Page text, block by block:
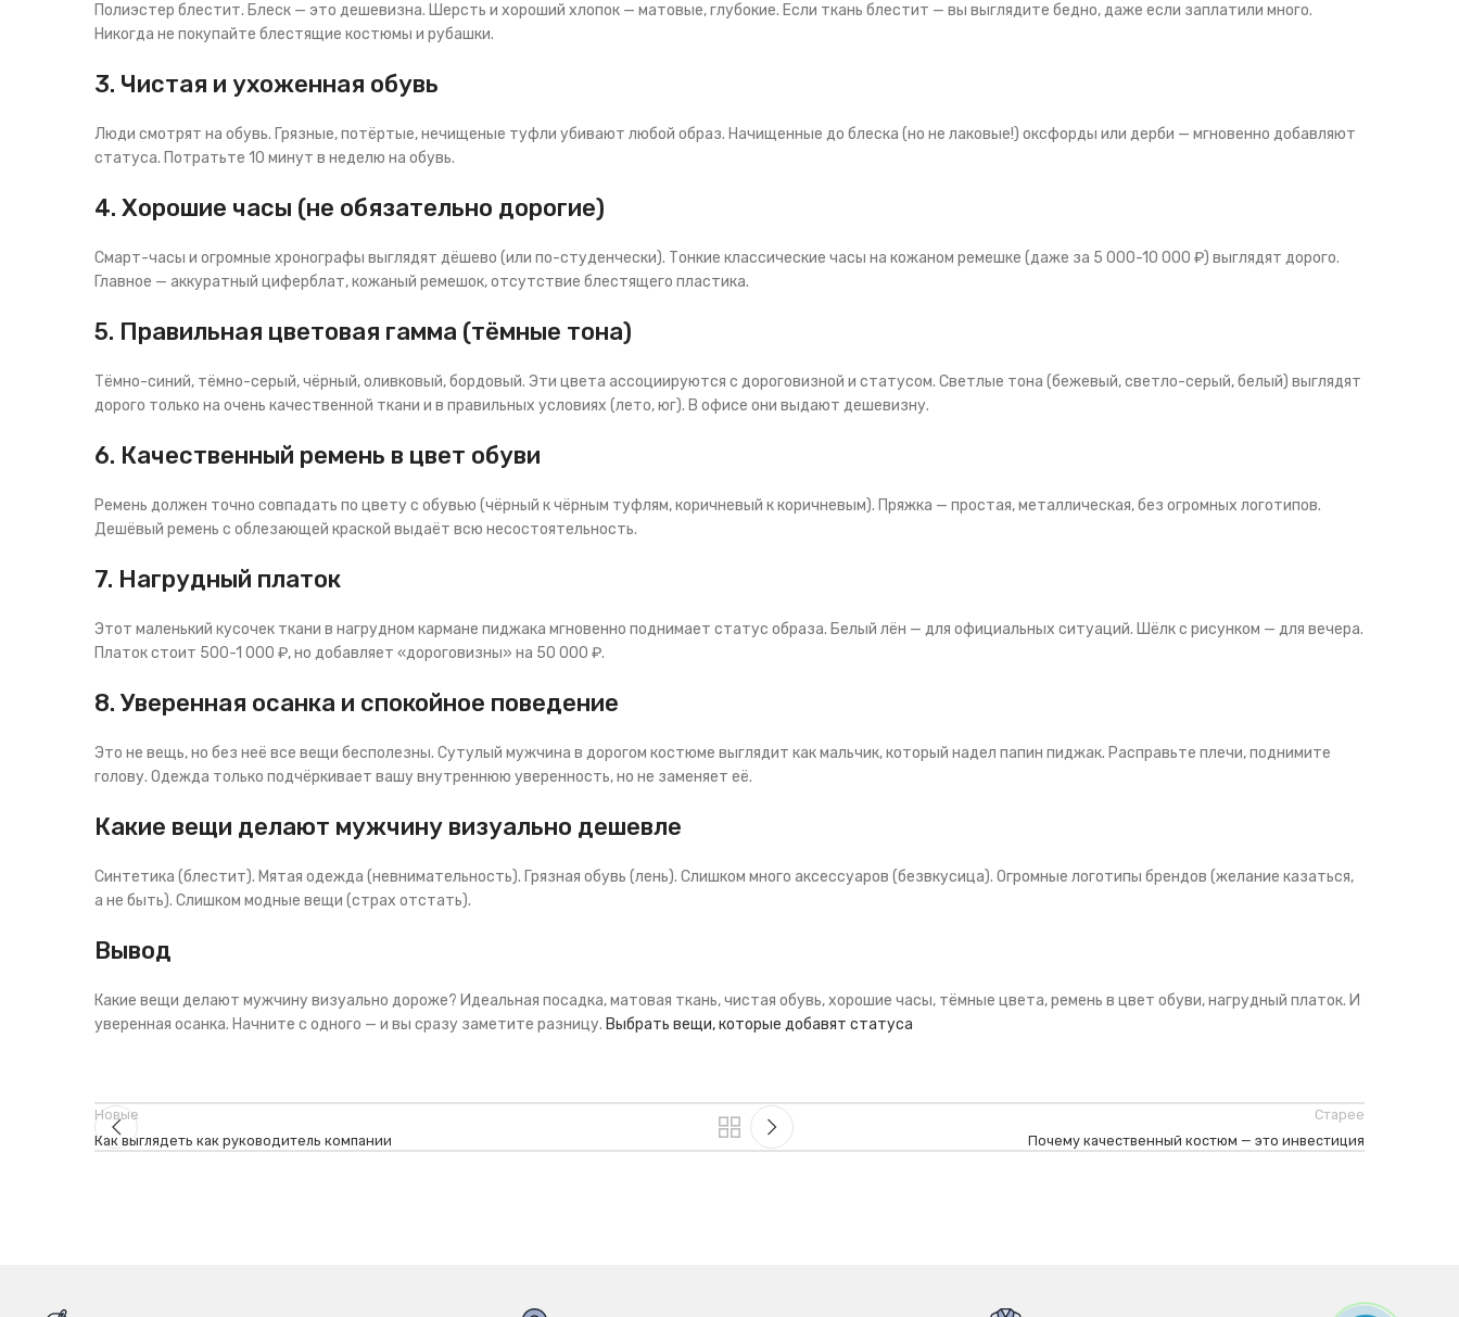
Полиэстер блестит. Блеск — это дешевизна. Шерсть и хороший хлопок — матовые, глубокие. Если ткань блестит — вы выглядите бедно, даже если заплатили много.
Никогда не покупайте блестящие костюмы и рубашки.
3. Чистая и ухоженная обувь
Люди смотрят на обувь. Грязные, потёртые, нечищеные туфли убивают любой образ. Начищенные до блеска (но не лаковые!) оксфорды или дерби — мгновенно добавляют
статуса. Потратьте 10 минут в неделю на обувь.
4. Хорошие часы (не обязательно дорогие)
Смарт-часы и огромные хронографы выглядят дёшево (или по-студенчески). Тонкие классические часы на кожаном ремешке (даже за 5 000-10 000 ₽) выглядят дорого.
Главное — аккуратный циферблат, кожаный ремешок, отсутствие блестящего пластика.
5. Правильная цветовая гамма (тёмные тона)
Тёмно-синий, тёмно-серый, чёрный, оливковый, бордовый. Эти цвета ассоциируются с дороговизной и статусом. Светлые тона (бежевый, светло-серый, белый) выглядят
дорого только на очень качественной ткани и в правильных условиях (лето, юг). В офисе они выдают дешевизну.
6. Качественный ремень в цвет обуви
Ремень должен точно совпадать по цвету с обувью (чёрный к чёрным туфлям, коричневый к коричневым). Пряжка — простая, металлическая, без огромных логотипов.
Дешёвый ремень с облезающей краской выдаёт всю несостоятельность.
7. Нагрудный платок
Этот маленький кусочек ткани в нагрудном кармане пиджака мгновенно поднимает статус образа. Белый лён — для официальных ситуаций. Шёлк с рисунком — для вечера.
Платок стоит 500-1 000 ₽, но добавляет «дороговизны» на 50 000 ₽.
8. Уверенная осанка и спокойное поведение
Это не вещь, но без неё все вещи бесполезны. Сутулый мужчина в дорогом костюме выглядит как мальчик, который надел папин пиджак. Расправьте плечи, поднимите
голову. Одежда только подчёркивает вашу внутреннюю уверенность, но не заменяет её.
Какие вещи делают мужчину визуально дешевле
Синтетика (блестит). Мятая одежда (невнимательность). Грязная обувь (лень). Слишком много аксессуаров (безвкусица). Огромные логотипы брендов (желание казаться,
а не быть). Слишком модные вещи (страх отстать).
Вывод
Какие вещи делают мужчину визуально дороже? Идеальная посадка, матовая ткань, чистая обувь, хорошие часы, тёмные цвета, ремень в цвет обуви, нагрудный платок. И
уверенная осанка. Начните с одного — и вы сразу заметите разницу. Выбрать вещи, которые добавят статуса
Новые
Как выглядеть как руководитель компании
Старее
Почему качественный костюм — это инвестиция